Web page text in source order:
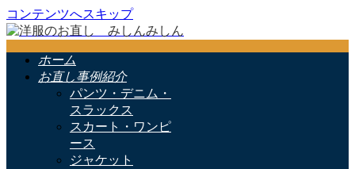
コンテンツへスキップ
ホーム
お直し事例紹介
パンツ・デニム・
スラックス
スカート・ワンピ
ース
ジャケット